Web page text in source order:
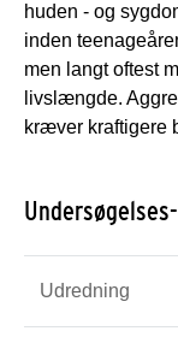
huden - og
inden
men langt oftest
livslængde.
kræver kraftigere
Udredning